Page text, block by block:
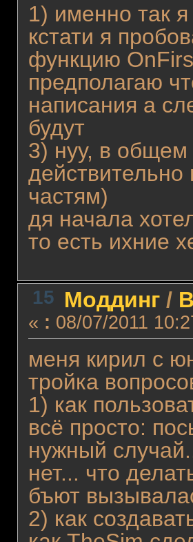
1) именно так
кстати я
функцию
предполагаю
написания а
будут
3) нуу, в общем
действительно
частям)
дя начала
то есть ихние
15 Моддинг/
« : 08/07/2011
меня кирил с
тройка
1) как
всё просто:
нужный
нет... что
бъют
2) как